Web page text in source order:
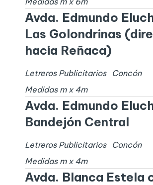
Avda. Edmundo
Las Golondrinas
hacia Reñaca)
Letreros Publicitarios
Concón
Medidas m x 4m
Avda. Edmundo
Bandejón Central
Letreros Publicitarios
Concón
Medidas m x 4m
Avda. Blanca Estela